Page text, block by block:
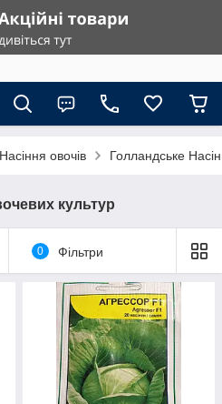
Насіння овочів Голландське
культур
0 Фільтри